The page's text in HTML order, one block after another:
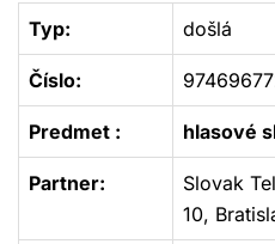
Typ: došlá
Číslo:
Predmet : hlasové
Partner:
Slovak
10,